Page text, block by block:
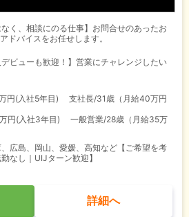
なく、相談にのる仕事】お問合せのあったお
ドバイスをお任せします。
デビューも歓迎！】営業にチャレンジしたい
円(入社5年目) 支社長/31歳（月給40万円
円(入社3年目) 一般営業/28歳（月給35万
広島、岡山、愛媛、高知など【ご希望を考
なし｜UIJターン歓迎】
詳細へ